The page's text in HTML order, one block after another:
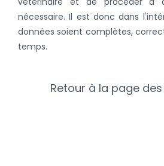
nécessaire. Il est donc dans
données soient complètes,
temps.
Retour à la page